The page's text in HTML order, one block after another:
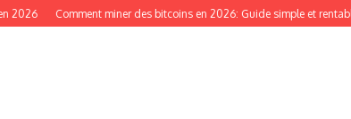
Comment miner des bitcoins en 2026: Guide simple et rentable